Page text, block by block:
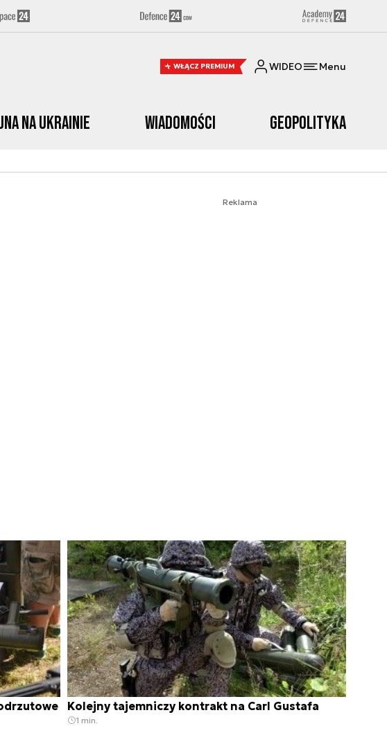
WŁĄCZ PREMIUM WIDEO Menu
na Ukrainie Wiadomości Geopolityka
Reklama
Kolejny tajemniczy kontrakt na Carl Gustafa
1 min.